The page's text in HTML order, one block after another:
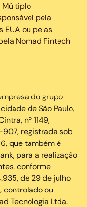
Múltiplo
pela
EUA ou pelas
Nomad Fintech
do grupo
de São Paulo,
nº 1149,
907, registrada sob
que também é
para a realização
conforme
de 29 de julho
controlado ou
Tecnologia Ltda.